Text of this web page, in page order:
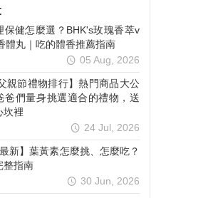
保健怎麼選？BHK's玫瑰香萃v
體丸｜吃的體香推薦指南
05 Aug, 2026
親節禮物排行】熱門商品大公
爸們量身挑選適合的禮物，送
坎裡
24 Jul, 2026
最新】葉黃素怎麼挑、怎麼吃？
整指南
30 Jun, 2026